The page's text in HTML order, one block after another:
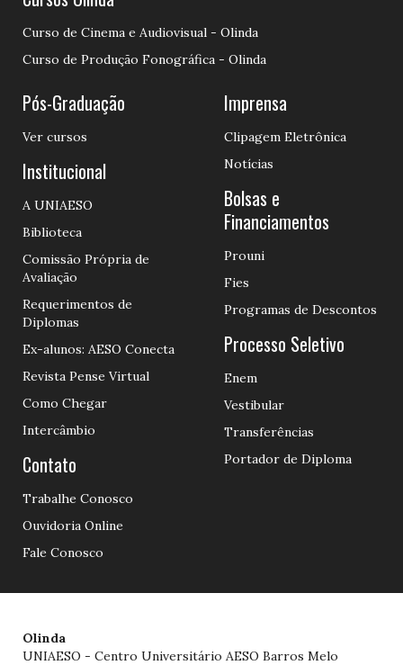
Curso de Cinema e Audiovisual - Olinda
Curso de Produção Fonográfica - Olinda
Pós-Graduação
Ver cursos
Institucional
A UNIAESO
Biblioteca
Comissão Própria de
Avaliação
Requerimentos de
Diplomas
Ex-alunos: AESO Conecta
Revista Pense Virtual
Como Chegar
Intercâmbio
Contato
Trabalhe Conosco
Ouvidoria Online
Fale Conosco
Imprensa
Clipagem Eletrônica
Notícias
Bolsas e
Financiamentos
Prouni
Fies
Programas de Descontos
Processo Seletivo
Enem
Vestibular
Transferências
Portador de Diploma
Olinda
UNIAESO - Centro Universitário AESO Barros Melo